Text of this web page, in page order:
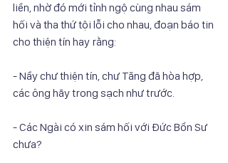
liền, nhờ đó mới tỉnh ngộ cùng nhau sám
hối và tha thứ tội lỗi cho nhau, đoạn báo tin
cho thiện tín hay rằng:
- Nầy chư thiện tín, chư Tăng đã hòa hợp,
các ông hãy trong sạch như trước.
- Các Ngài có xin sám hối với Đức Bổn Sư
chưa?